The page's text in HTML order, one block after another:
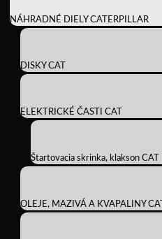
NÁHRADNÉ DIELY CATERPILLAR
DISKY CAT
ELEKTRICKÉ ČASTI CAT
Štartovacia skrinka, klakson CAT
OLEJE, MAZIVÁ A KVAPALINY CAT